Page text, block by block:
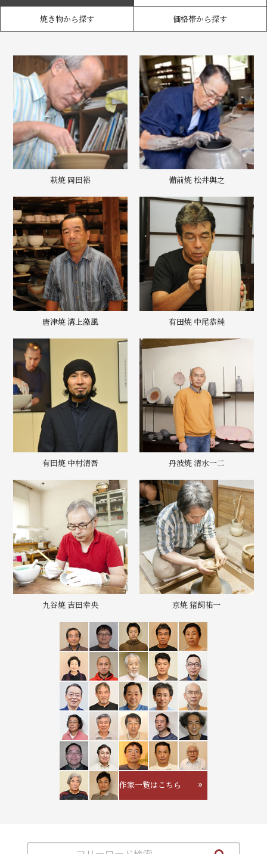
焼き物から探す 価格帯から探す
萩焼 岡田裕 備前焼 松井與之
唐津焼 溝上藻風 有田焼 中尾恭純
有田焼 中村清吾 丹波焼 清水一二
九谷焼 吉田幸央 京焼 猪飼祐一
作家一覧はこちら